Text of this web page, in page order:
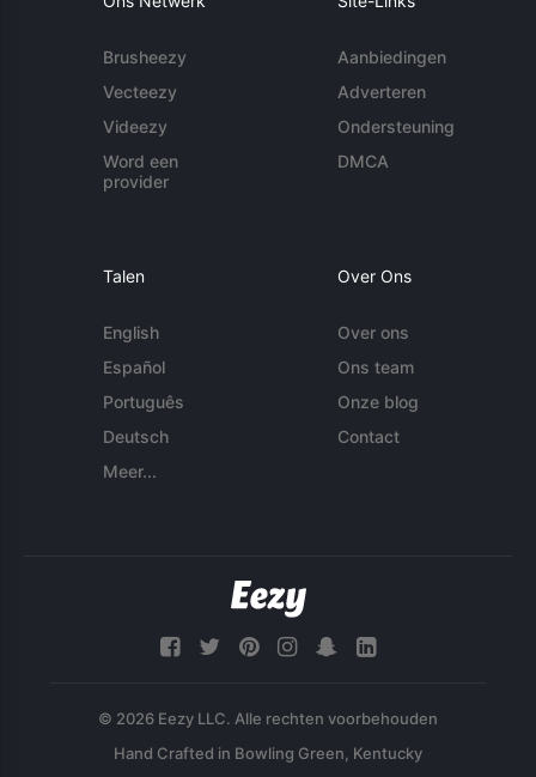
Brusheezy
Vecteezy
Videezy
Word een
provider
Aanbiedingen
Adverteren
Ondersteuning
DMCA
Talen
English
Español
Português
Deutsch
Meer...
Over Ons
Over ons
Ons team
Onze blog
Contact
© 2026 Eezy LLC. Alle rechten voorbehouden